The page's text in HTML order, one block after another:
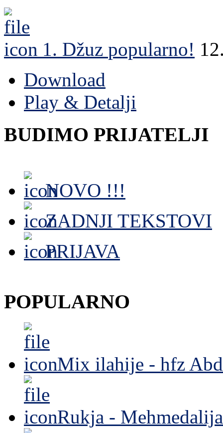
1. Džuz popularno!
Download
Play & Detalji
BUDIMO PRIJATELJI
NOVO !!!
ZADNJI TEKSTOVI
PRIJAVA
POPULARNO
Mix ilahije - hfz
Rukja -